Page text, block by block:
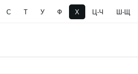
С Т У Ф Х Ц-Ч Ш-Щ